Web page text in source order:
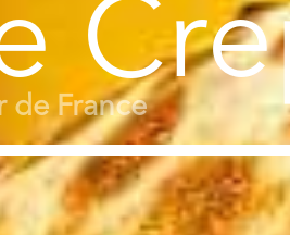
de France